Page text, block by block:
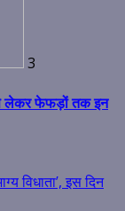
3
लेकर फेफड़ों तक इन
विधाता’, इस दिन